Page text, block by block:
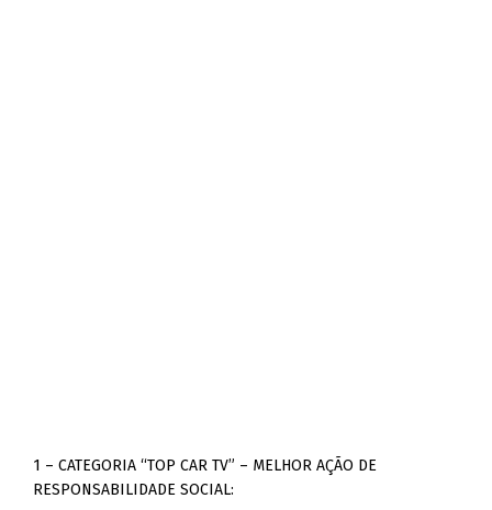
1 – CATEGORIA “TOP CAR TV” – MELHOR AÇÃO DE
RESPONSABILIDADE SOCIAL: